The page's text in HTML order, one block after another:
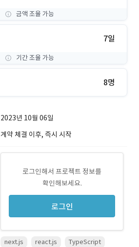
금액 조율 가능
7일
기간 조율 가능
8명
2023년 10월 06일
계약 체결 이후, 즉시 시작
로그인해서 프로젝트 정보를
확인해보세요.
로그인
next.js react.js TypeScript